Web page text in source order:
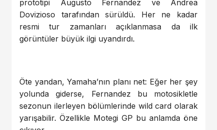
prototipi Augusto Fernandez ve Andrea
Dovizioso tarafından sürüldü. Her ne kadar
resmi tur zamanları açıklanmasa da ilk
görüntüler büyük ilgi uyandırdı.
Öte yandan, Yamaha’nın planı net: Eğer her şey
yolunda giderse, Fernandez bu motosikletle
sezonun ilerleyen bölümlerinde wild card olarak
yarışabilir. Özellikle Motegi GP bu anlamda öne